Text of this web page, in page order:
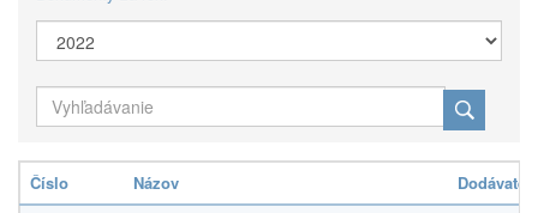
Číslo Názov
Dodávateľ